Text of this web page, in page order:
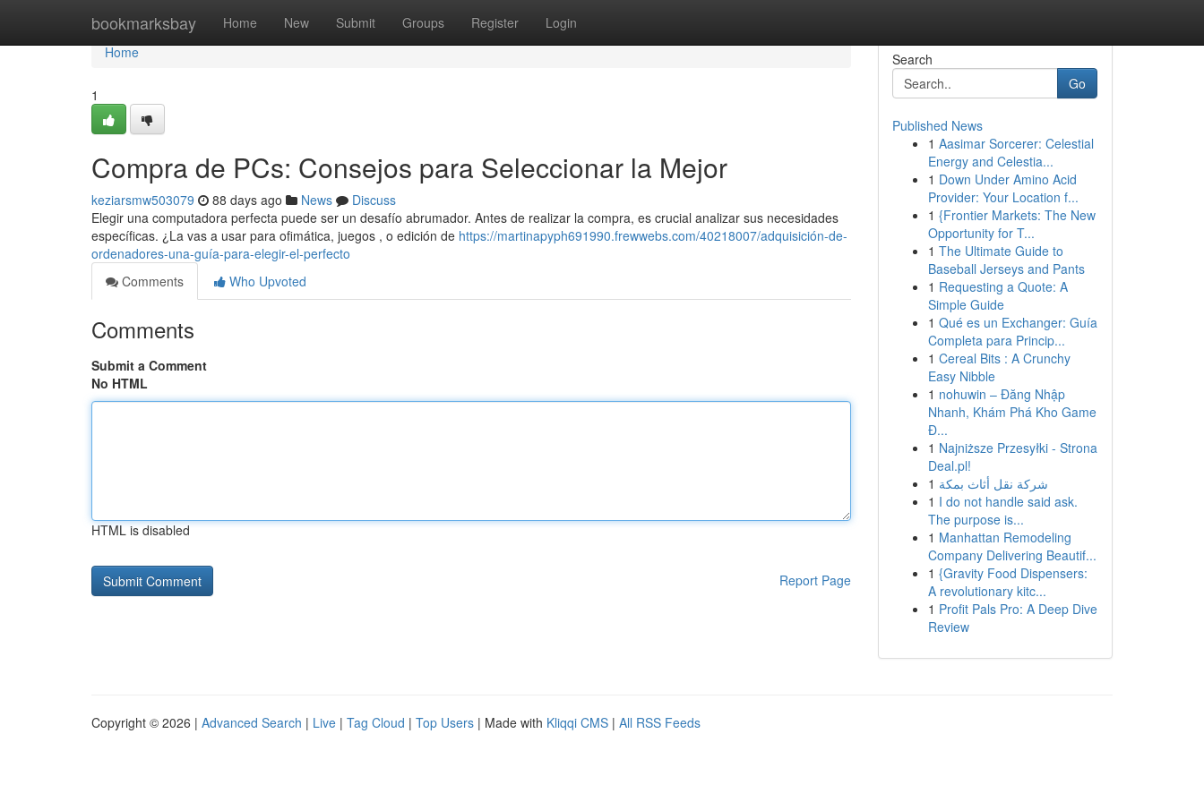
bookmarksbay Home New Submit Groups Register Login
Home
Home
1
Compra de PCs: Consejos para Seleccionar la Mejor
keziarsmw503079 88 days ago News
Discuss
Elegir una computadora perfecta puede ser un desafío abrumador. Antes de realizar la compra, es crucial analizar sus necesidades
específicas. ¿La vas a usar para ofimática, juegos , o edición de https://martinapyph691990.frewwebs.com/40218007/adquisición-de-
ordenadores-una-guía-para-elegir-el-perfecto
Comments
Who Upvoted
Comments
Submit a Comment
No HTML
HTML is disabled
Report Page
Search
Go
Published News
1 Aasimar Sorcerer: Celestial
Energy and Celestia...
1 Down Under Amino Acid
Provider: Your Location f...
1 {Frontier Markets: The New
Opportunity for T...
1 The Ultimate Guide to
Baseball Jerseys and Pants
1 Requesting a Quote: A
Simple Guide
1 Qué es un Exchanger: Guía
Completa para Princip...
1 Cereal Bits : A Crunchy
Easy Nibble
1 nohuwin – Đăng Nhập
Nhanh, Khám Phá Kho Game
Đ...
1 Najniższe Przesyłki - Strona
Deal.pl!
1 شركة نقل أثاث بمكة
1 I do not handle said ask.
The purpose is...
1 Manhattan Remodeling
Company Delivering Beautif...
1 {Gravity Food Dispensers:
A revolutionary kitc...
1 Profit Pals Pro: A Deep Dive
Review
Copyright © 2026 | Advanced Search | Live | Tag Cloud | Top Users | Made with Kliqqi CMS | All RSS Feeds